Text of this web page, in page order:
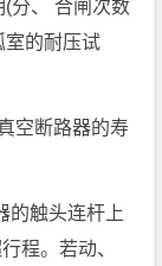
分、 合闸次数
室的耐压试
空断路器的寿
的触头连杆上
程。若动、